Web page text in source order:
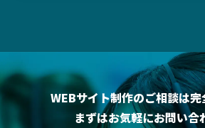
WEBサイト制作のご相談は完
まずはお気軽にお問い合